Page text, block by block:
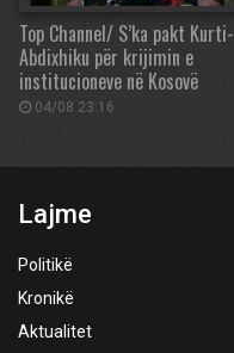
Top Channel/ S’ka pakt Kurti-
Abdixhiku për krijimin e
institucioneve në Kosovë
04/08 23:16
Lajme
Politikë
Kronikë
Aktualitet